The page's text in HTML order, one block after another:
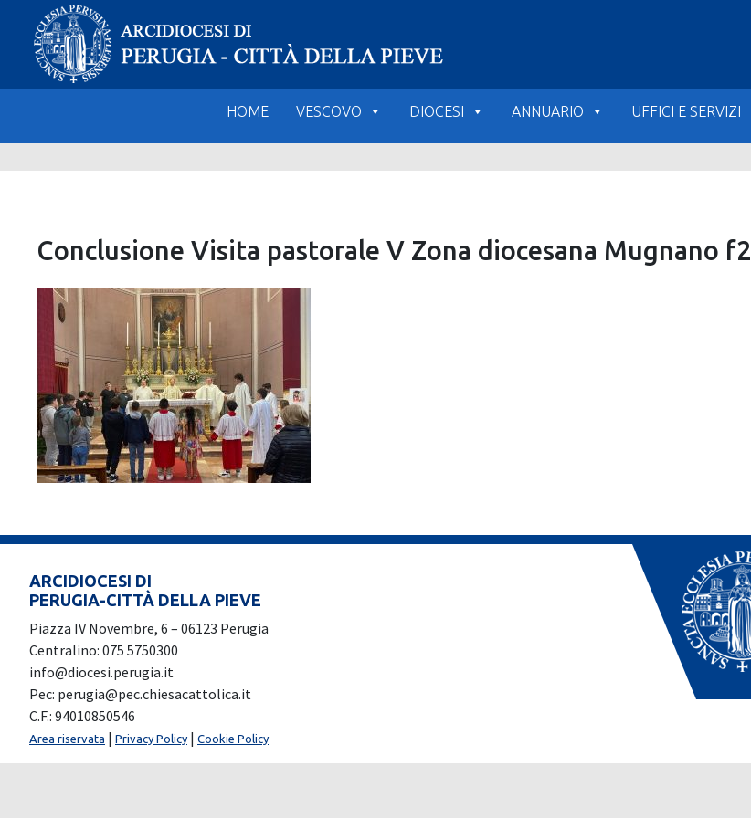
content
HOME VESCOVO DIOCESI ANNUARIO UFFICI E SERVIZI
Conclusione Visita pastorale V Zona diocesana Mugnano f2
ARCIDIOCESI DI
PERUGIA-CITTÀ DELLA PIEVE
Piazza IV Novembre, 6 – 06123 Perugia
Centralino: 075 5750300
info@diocesi.perugia.it
Pec: perugia@pec.chiesacattolica.it
C.F.: 94010850546
Area riservata | Privacy Policy | Cookie Policy